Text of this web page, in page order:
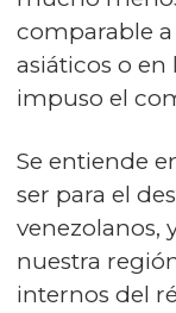
comparable
asiáticos o en
impuso el
Se entiende
ser para el
venezolanos,
nuestra
internos del